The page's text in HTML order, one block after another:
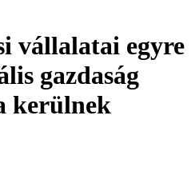
vállalatai egyre
gazdaság
kerülnek